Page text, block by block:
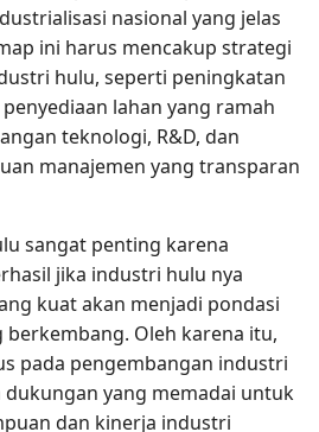
nasional yang jelas
ini harus mencakup strategi
hulu, seperti peningkatan
lahan yang ramah
teknologi, R&D, dan
manajemen yang transparan
sangat penting karena
jika industri hulu nya
kuat akan menjadi pondasi
Oleh karena itu,
pada pengembangan industri
yang memadai untuk
dan kinerja industri